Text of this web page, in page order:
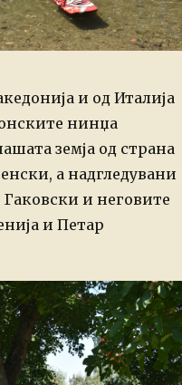
и од Италија
нинџа
земја од страна
а надгледувани
и неговите
и Петар